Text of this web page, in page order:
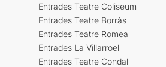
Entrades Teatre Coliseum
Entrades Teatre Borràs
Entrades Teatre Romea
Entrades La Villarroel
Entrades Teatre Condal